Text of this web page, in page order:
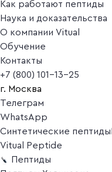
Как работают пептиды
Наука и доказательства
О компании Vitual
Обучение
Контакты
+7 (800) 101-13-25
г. Москва
Телеграм
WhatsApp
Синтетические пептиды
Vitual Peptide
Пептиды